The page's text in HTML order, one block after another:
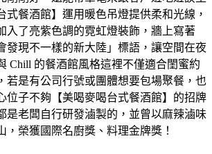
式餐酒館】運用暖色吊燈提供柔和光線，
入了亮紫色調的霓虹燈裝飾，牆上寫著
發現不一樣的新大陸」標語，讓空間在夜
Chill 的餐酒館風格這裡不僅適合閨蜜約
若是有公司行號或團體想要包場聚餐，也
位子不夠【美喝麥喝台式餐酒館】的招牌
是老闆自行研發滷製的，並曾以麻辣滷味
，榮獲國際名廚獎、料理金牌獎！